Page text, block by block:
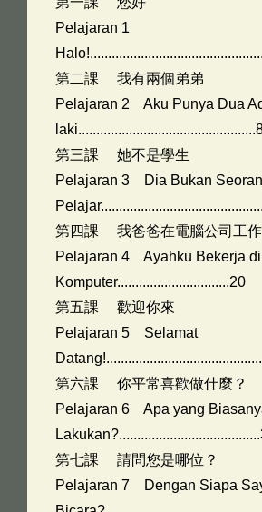
Pelajaran 1
第二課 我有兩個弟弟
Pelajaran 2 Aku Punya Dua
第三課 她不是學生
Pelajaran 3 Dia Bukan
第四課 我爸爸在電腦公司工作
Pelajaran 4 Ayahku Bekerja
Komputer...............................20
第五課 歡迎你來
Pelajaran 5 Selamat
第六課 你平常喜歡做什麼？
Pelajaran 6 Apa yang
第七課 請問您是哪位？
Pelajaran 7 Dengan Siapa